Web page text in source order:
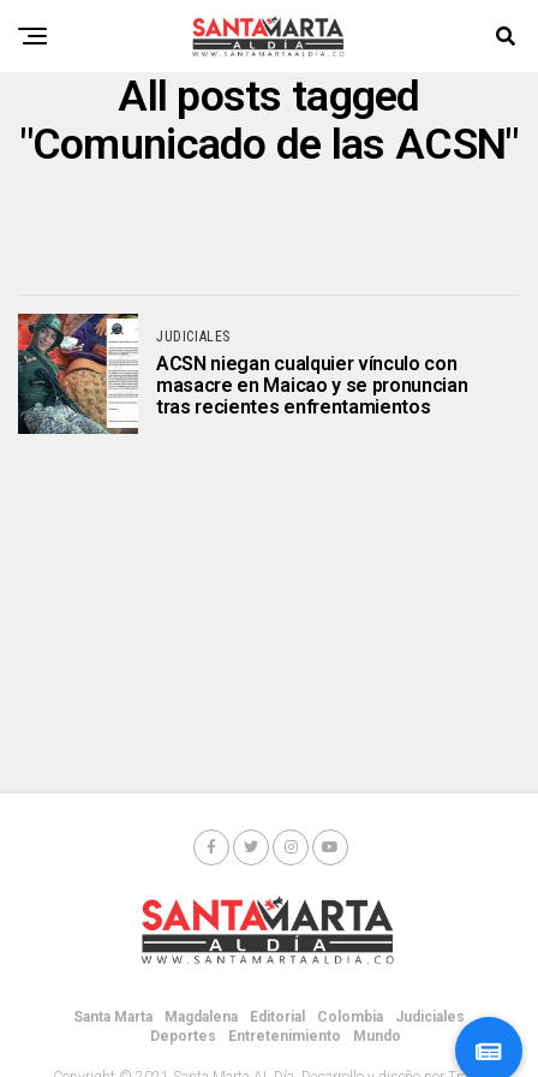
All posts tagged
"Comunicado de las ACSN"
JUDICIALES
ACSN niegan cualquier vínculo con
masacre en Maicao y se pronuncian
tras recientes enfrentamientos
Santa Marta Magdalena Editorial Colombia
Judiciales
Deportes
Entretenimiento Mundo